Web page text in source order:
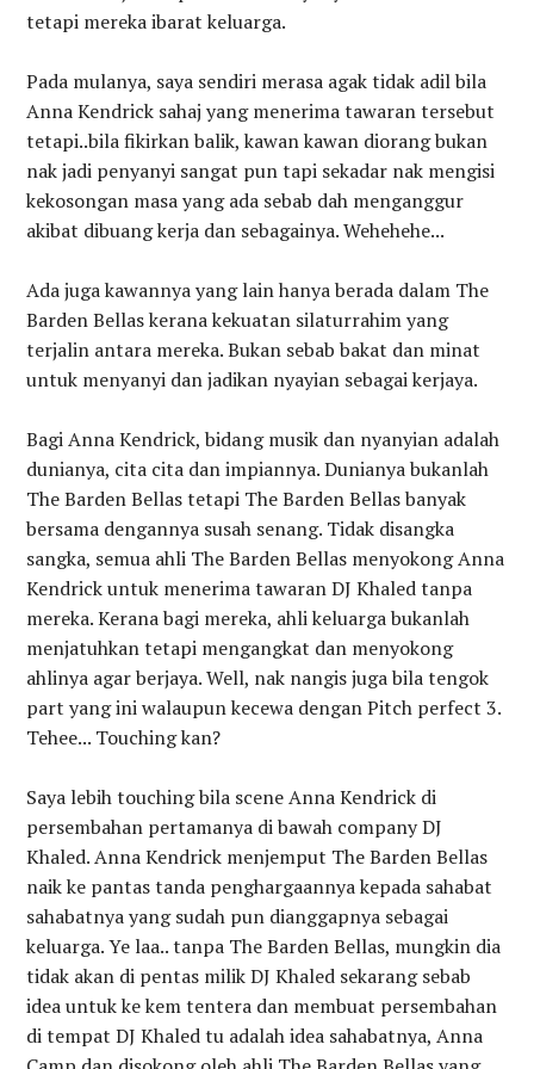
tetapi mereka ibarat keluarga.
Pada mulanya, saya sendiri merasa agak tidak adil bila
Anna Kendrick sahaj yang menerima tawaran tersebut
tetapi..bila fikirkan balik, kawan kawan diorang bukan
nak jadi penyanyi sangat pun tapi sekadar nak mengisi
kekosongan masa yang ada sebab dah menganggur
akibat dibuang kerja dan sebagainya. Wehehehe...
Ada juga kawannya yang lain hanya berada dalam The
Barden Bellas kerana kekuatan silaturrahim yang
terjalin antara mereka. Bukan sebab bakat dan minat
untuk menyanyi dan jadikan nyayian sebagai kerjaya.
Bagi Anna Kendrick, bidang musik dan nyanyian adalah
dunianya, cita cita dan impiannya. Dunianya bukanlah
The Barden Bellas tetapi The Barden Bellas banyak
bersama dengannya susah senang. Tidak disangka
sangka, semua ahli The Barden Bellas menyokong Anna
Kendrick untuk menerima tawaran DJ Khaled tanpa
mereka. Kerana bagi mereka, ahli keluarga bukanlah
menjatuhkan tetapi mengangkat dan menyokong
ahlinya agar berjaya. Well, nak nangis juga bila tengok
part yang ini walaupun kecewa dengan Pitch perfect 3.
Tehee... Touching kan?
Saya lebih touching bila scene Anna Kendrick di
persembahan pertamanya di bawah company DJ
Khaled. Anna Kendrick menjemput The Barden Bellas
naik ke pantas tanda penghargaannya kepada sahabat
sahabatnya yang sudah pun dianggapnya sebagai
keluarga. Ye laa.. tanpa The Barden Bellas, mungkin dia
tidak akan di pentas milik DJ Khaled sekarang sebab
idea untuk ke kem tentera dan membuat persembahan
di tempat DJ Khaled tu adalah idea sahabatnya, Anna